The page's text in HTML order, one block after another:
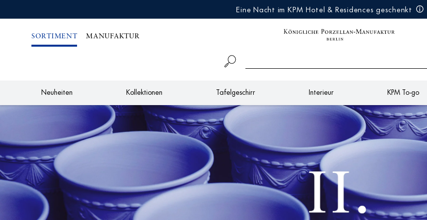
Eine Nacht im KPM Hotel & Residences geschenkt
SORTIMENT MANUFAKTUR
Neuheiten Kollektionen Tafelgeschirr Interieur KPM To-go